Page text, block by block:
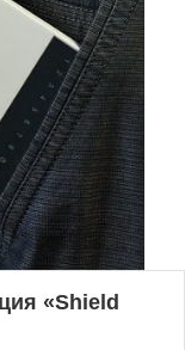
«Shield